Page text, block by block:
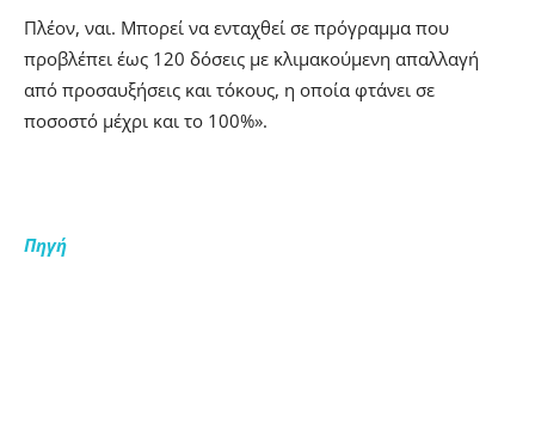
Πλέον, ναι. Μπορεί να ενταχθεί σε πρόγραμμα που
προβλέπει έως 120 δόσεις με κλιμακούμενη απαλλαγή
από προσαυξήσεις και τόκους, η οποία φτάνει σε
ποσοστό μέχρι και το 100%».
Πηγή